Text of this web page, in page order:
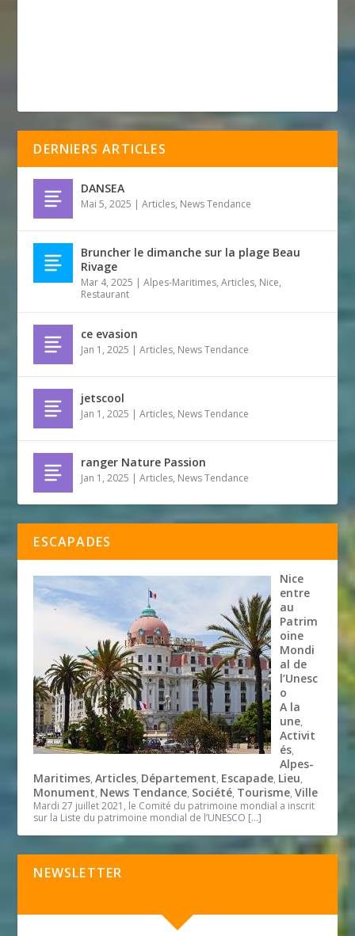
DERNIERS ARTICLES
DANSEA
Mai 5, 2025 |Articles, News Tendance
Bruncher le dimanche sur la plage Beau
Rivage
Mar 4, 2025 |Alpes-Maritimes,Articles, Nice,
Restaurant
ce evasion
Jan 1, 2025 |Articles, News Tendance
jetscool
Jan 1, 2025 |Articles, News Tendance
ranger Nature Passion
Jan 1, 2025 |Articles, News Tendance
ESCAPADES
Nice
entre
au
Patrim
oine
Mondi
al de
l’Unesc
o
A la
une,
Activit
és,
Alpes-
Maritimes,Articles, Département, Escapade, Lieu,
Monument, News Tendance, Société, Tourisme,Ville
Mardi 27 juillet 2021, le Comité du patrimoine mondial a inscrit
sur la Liste du patrimoine mondial de l’UNESCO […]
NEWSLETTER